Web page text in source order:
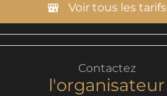
Voir tous les tarifs
Contactez
l'organisateur